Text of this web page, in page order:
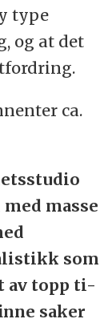
type
og at det
ca.
masse
som
av topp ti-
saker